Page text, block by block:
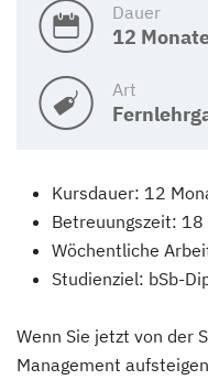
Dauer
12
Art
Kursdauer: 12
Betreuungszeit: 18
Wöchentliche
Studienziel: bSb-
Wenn Sie jetzt von der
Management